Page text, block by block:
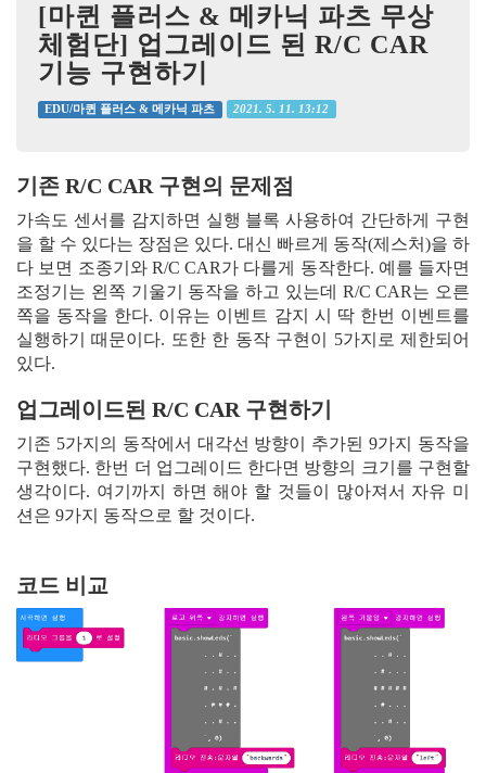
[마퀸 플러스 & 메카닉 파츠 무상
체험단] 업그레이드 된 R/C CAR
기능 구현하기
EDU/마퀸 플러스 & 메카닉 파츠 2021. 5. 11. 13:12
기존 R/C CAR 구현의 문제점
가속도 센서를 감지하면 실행 블록 사용하여 간단하게 구현
을 할 수 있다는 장점은 있다. 대신 빠르게 동작(제스처)을 하
다 보면 조종기와 R/C CAR가 다를게 동작한다. 예를 들자면
조정기는 왼쪽 기울기 동작을 하고 있는데 R/C CAR는 오른
쪽을 동작을 한다. 이유는 이벤트 감지 시 딱 한번 이벤트를
실행하기 때문이다. 또한 한 동작 구현이 5가지로 제한되어
있다.
업그레이드된 R/C CAR 구현하기
기존 5가지의 동작에서 대각선 방향이 추가된 9가지 동작을
구현했다. 한번 더 업그레이드 한다면 방향의 크기를 구현할
생각이다. 여기까지 하면 해야 할 것들이 많아져서 자유 미
션은 9가지 동작으로 할 것이다.
코드 비교